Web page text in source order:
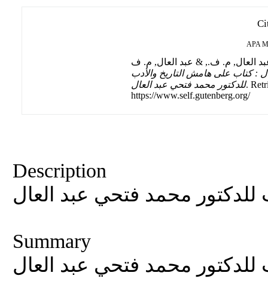
APA
: كتاب على هامش التاريخ والأدب
للدكتور محمد فتحي عبد العال.
https://www.self.gutenberg.org/
Description
محمد فتحي عبد العال
Summary
محمد فتحي عبد العال